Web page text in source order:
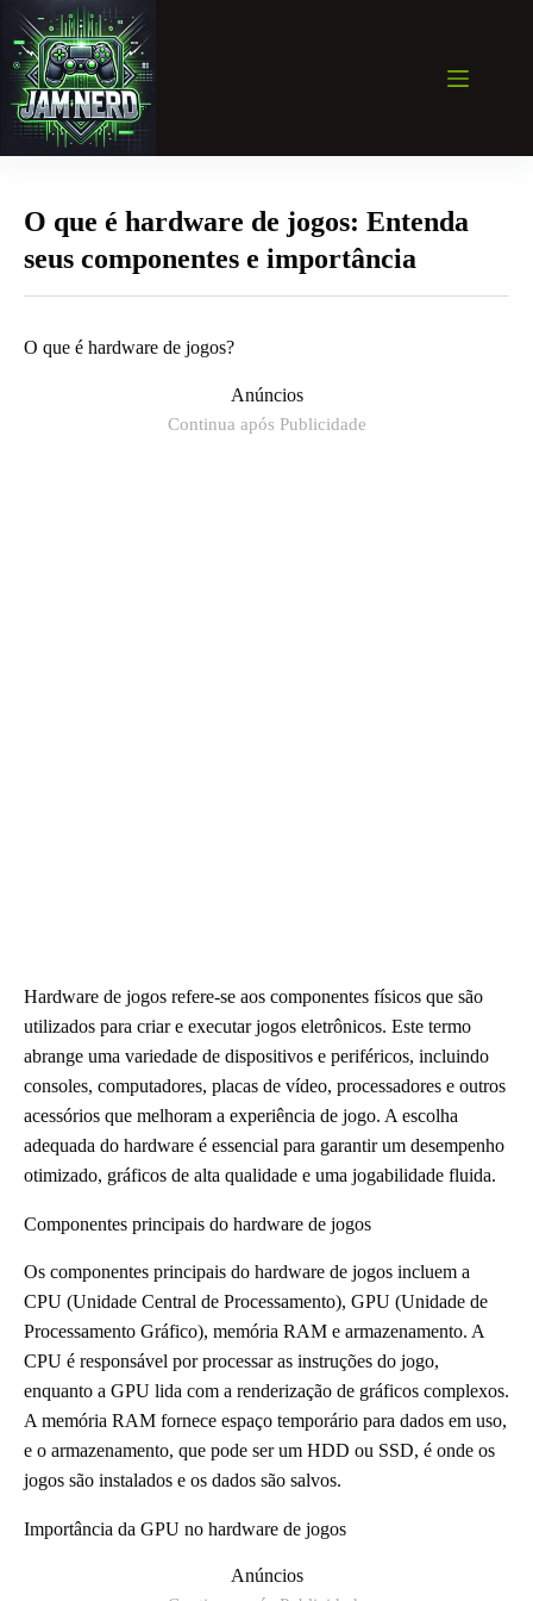
para
conteúdo
O que é hardware de jogos: Entenda
seus componentes e importância
O que é hardware de jogos?
Anúncios
Continua após Publicidade
Hardware de jogos refere-se aos componentes físicos que são
utilizados para criar e executar jogos eletrônicos. Este termo
abrange uma variedade de dispositivos e periféricos, incluindo
consoles, computadores, placas de vídeo, processadores e outros
acessórios que melhoram a experiência de jogo. A escolha
adequada do hardware é essencial para garantir um desempenho
otimizado, gráficos de alta qualidade e uma jogabilidade fluida.
Componentes principais do hardware de jogos
Os componentes principais do hardware de jogos incluem a
CPU (Unidade Central de Processamento), GPU (Unidade de
Processamento Gráfico), memória RAM e armazenamento. A
CPU é responsável por processar as instruções do jogo,
enquanto a GPU lida com a renderização de gráficos complexos.
A memória RAM fornece espaço temporário para dados em uso,
e o armazenamento, que pode ser um HDD ou SSD, é onde os
jogos são instalados e os dados são salvos.
Importância da GPU no hardware de jogos
Anúncios